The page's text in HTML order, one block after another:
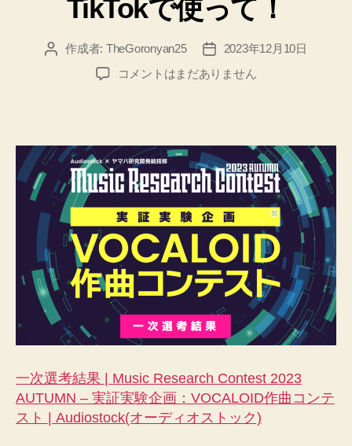
TikTokで使って！
投 作成者: TheGoronyan25
投
稿
日
2023年12月10日
【ボ
イ
ド
作
曲
コ
ン
テ
ス
ト】
一
次
考
過
TikTok
で
コメントはまだありません
一次選考結果 | Music Research Contest 2023
AUTUMN – 実証実験企画：VOCALOID作曲コンテ
スト | Audiostock(オーディオストック)